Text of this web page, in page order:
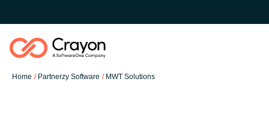
Home Partnerzy Software MWT Solutions